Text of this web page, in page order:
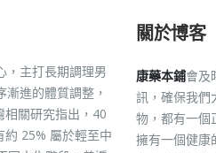
，主打長期調理男
進的體質調整，
關研究指出，40
25% 屬於輕至中
關於博客
康藥本鋪會及
訊，確保我們
物，都有一個
擁有一個健康